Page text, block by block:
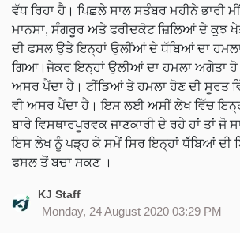
ਵੱਧ ਰਿਹਾ ਹੈ। ਪਿਛਲੇ ਸਾਲ ਸਤੰਬਰ ਮਹੀਨੇ ਭਾਰੀ
ਮਾਨਸਾ, ਸੰਗਰੂਰ ਅਤੇ ਫਰੀਦਕੋਟ ਜ਼ਿਲਿਆਂ ਦੇ ਕੁਝ
ਦੀ ਫਸਲ ਉਤੇ ਇਨ੍ਹਾਂ ਉਲੀਂਆਂ ਦੇ ਧੱਬਿਆਂ ਦਾ
ਗਿਆ।ਜੇਕਰ ਇਨ੍ਹਾਂ ਉਲੀਆਂ ਦਾ ਹਮਲਾ ਅਗੇਤਾ ਹੋ
ਅਸਰ ਪੈਂਦਾ ਹੈ। ਟੀਂਡਿਆਂ ਤੇ ਹਮਲਾ ਹੋਣ ਦੀ ਸੂਰਤ
ਵੀ ਅਸਰ ਪੈਂਦਾ ਹੈ। ਇਸ ਲਈ ਅਸੀਂ ਲੇਖ ਵਿੱਚ
ਬਾਰੇ ਵਿਸਥਾਰਪੂਰਵਕ ਜਾਣਕਾਰੀ ਦੇ ਰਹੇ ਹਾਂ ਤਾਂ ਜੋ
ਇਸ ਲੇਖ ਨੂੰ ਪੜ੍ਹ ਕੇ ਸਮੇਂ ਸਿਰ ਇਨ੍ਹਾਂ ਧੱੱਬਿਆਂ ਦੀ
ਫਸਲ ਤੋਂ ਬਚਾ ਸਕਣ ।
KJ Staff
Monday, 24 August 2020 03:29 PM